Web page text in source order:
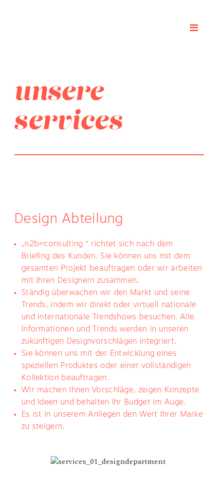
unsere
services
Design Abteilung
„n2b=consulting “ richtet sich nach dem
Briefing des Kunden. Sie können uns mit dem
gesamten Projekt beauftragen oder wir arbeiten
mit Ihren Designern zusammen.
Ständig überwachen wir den Markt und seine
Trends, indem wir direkt oder virtuell nationale
und internationale Trendshows besuchen. Alle
Informationen und Trends werden in unseren
zukünftigen Designvorschlägen integriert.
Sie können uns mit der Entwicklung eines
speziellen Produktes oder einer vollständigen
Kollektion beauftragen.
Wir machen Ihnen Vorschläge, zeigen Konzepte
und Ideen und behalten Ihr Budget im Auge.
Es ist in unserem Anliegen den Wert Ihrer Marke
zu steigern.